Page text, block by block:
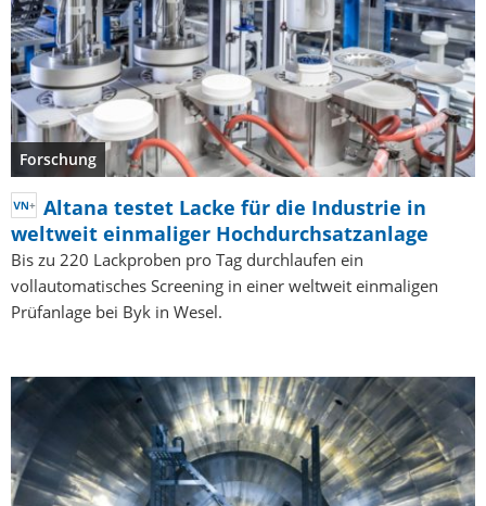
Forschung
Altana testet Lacke für die Industrie in
weltweit einmaliger Hochdurchsatzanlage
Bis zu 220 Lackproben pro Tag durchlaufen ein
vollautomatisches Screening in einer weltweit einmaligen
Prüfanlage bei Byk in Wesel.